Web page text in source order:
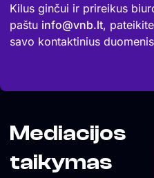
Kilus ginčui ir prireikus
paštu info@vnb.lt,
savo kontaktinius
Mediacijos
taikymas